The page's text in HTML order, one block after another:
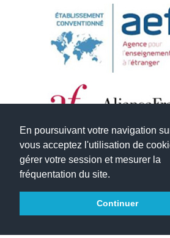
En poursuivant votre navigation
vous acceptez l'utilisation de
gérer votre session et mesurer la
fréquentation du site.
Continuer